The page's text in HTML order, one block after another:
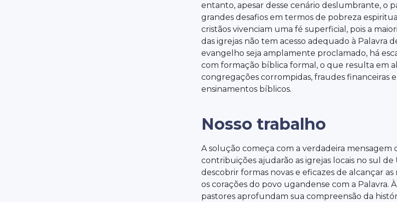
entanto, apesar desse cenário deslumbrante, o
grandes desafios em termos de pobreza
cristãos vivenciam uma fé superficial, pois a
das igrejas não tem acesso adequado à Palavra
evangelho seja amplamente proclamado, há
com formação bíblica formal, o que resulta em
congregações corrompidas, fraudes financeiras
ensinamentos bíblicos.
Nosso trabalho
A solução começa com a verdadeira mensagem
contribuições ajudarão as igrejas locais no sul de
descobrir formas novas e eficazes de alcançar as
os corações do povo ugandense com a Palavra.
pastores aprofundam sua compreensão da